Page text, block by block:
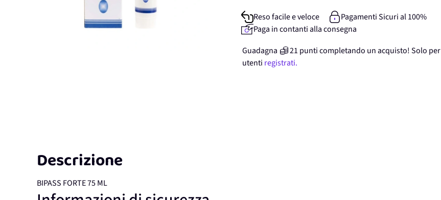
Reso facile e veloce
Pagamenti Sicuri al 100%
Paga in contanti alla consegna
Guadagna
21 punticompletando un acquisto! Solo per
utenti registrati.
Descrizione
BIPASS FORTE 75 ML